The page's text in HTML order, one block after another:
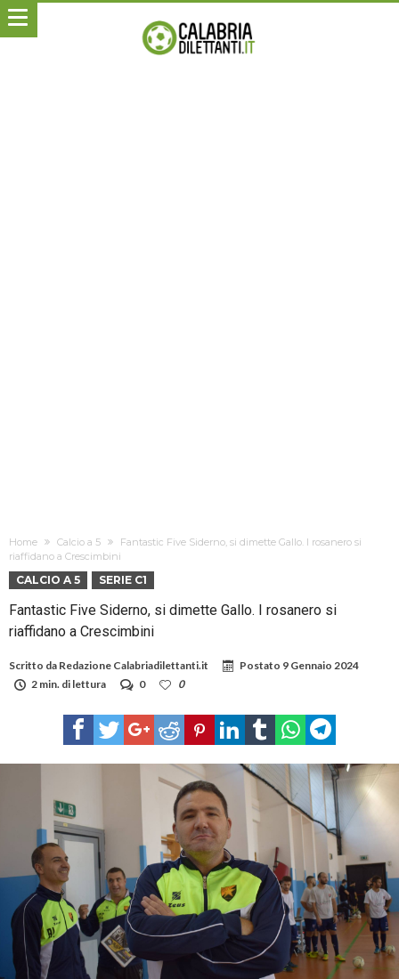
Home Calcio a 5
Fantastic Five Siderno, si dimette Gallo. I rosanero si
riaffidano a Crescimbini
CALCIO A 5 SERIE C1
Fantastic Five Siderno, si dimette Gallo. I rosanero si
riaffidano a Crescimbini
Scritto da Redazione Calabriadilettanti.it Postato 9 Gennaio 2024
2 min. di lettura
0 0